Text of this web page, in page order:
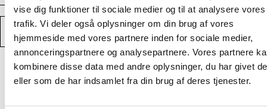
vise dig funktioner til sociale medier og til at analysere vores
trafik. Vi deler også oplysninger om din brug af vores
hjemmeside med vores partnere inden for sociale medier,
annonceringspartnere og analysepartnere. Vores partnere
kombinere disse data med andre oplysninger, du har givet
eller som de har indsamlet fra din brug af deres tjenester.
Antal
Mindsk
mængden
af
Variosurg
momentnøgle
Forstør
mængden
af
Variosurg
momentnøgle
Momentnøgle til sikker montering og demontering af
spidser på Variosurg ultralydsmaskine.